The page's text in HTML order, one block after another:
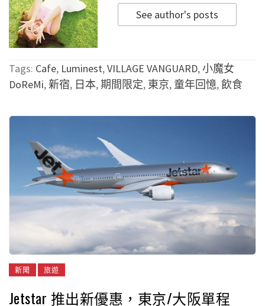
See author's posts
Tags: Cafe, Luminest,VILLAGE VANGUARD,小魔女
DoReMi,新宿, 日本,期間限定, 東京, 童年回憶,飲食
新聞 旅遊
Jetstar 推出新優惠，東京/大阪單程